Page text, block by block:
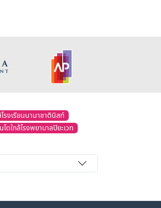
รงเรียนนานาชาตินิสท์
โดใกล้โรงพยาบาลปิยะเวท